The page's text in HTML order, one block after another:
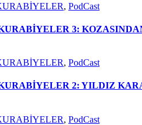
, PodCast
3:
, PodCast
2: YILDIZ
, PodCast